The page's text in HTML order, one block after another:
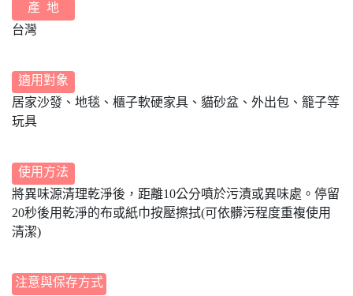
產 地
台灣
適用對象
居家沙發、地毯、櫃子軟硬家具、貓砂盆、外出包、籠子等
玩具
使用方法
將異味源清理乾淨後，距離10公分噴於污漬或異味處。停留
20秒後用乾淨的布或紙巾按壓擦拭(可依髒污程度重複使用
清潔)
注意與保存方式